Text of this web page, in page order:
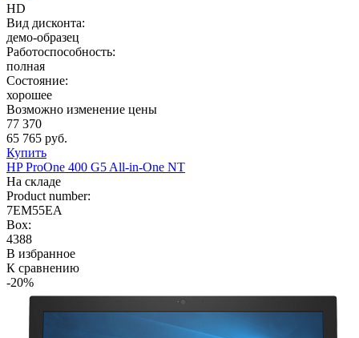
HD
Вид дисконта:
демо-образец
Работоспособность:
полная
Состояние:
хорошее
Возможно изменение цены
77 370
65 765 руб.
Купить
HP ProOne 400 G5 All-in-One NT
На складе
Product number:
7EM55EA
Box:
4388
В избранное
К сравнению
-20%